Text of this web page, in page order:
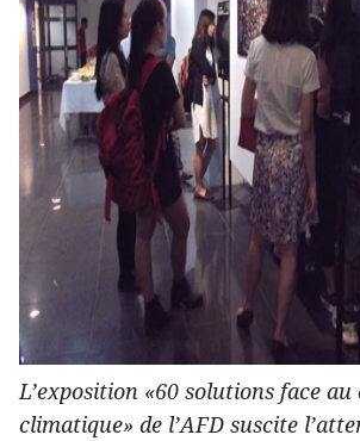
L’exposition «60 solutions face
climatique» de l’AFD suscite